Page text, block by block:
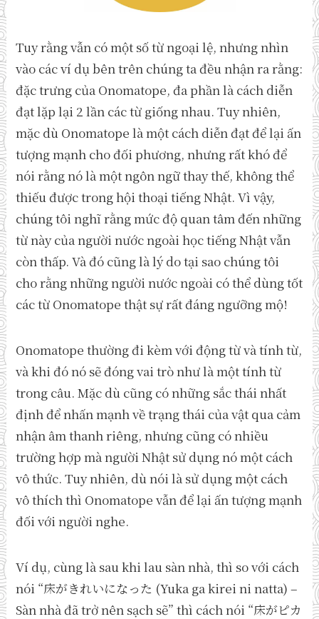
Tuy rằng vẫn có một số từ ngoại lệ, nhưng nhìn
vào các ví dụ bên trên chúng ta đều nhận ra rằng:
đặc trưng của Onomatope, đa phần là cách diễn
đạt lặp lại 2 lần các từ giống nhau. Tuy nhiên,
mặc dù Onomatope là một cách diễn đạt để lại ấn
tượng mạnh cho đối phương, nhưng rất khó để
nói rằng nó là một ngôn ngữ thay thế, không thể
thiếu được trong hội thoại tiếng Nhật. Vì vậy,
chúng tôi nghĩ rằng mức độ quan tâm đến những
từ này của người nước ngoài học tiếng Nhật vẫn
còn thấp. Và đó cũng là lý do tại sao chúng tôi
cho rằng những người nước ngoài có thể dùng tốt
các từ Onomatope thật sự rất đáng ngưỡng mộ!
Onomatope thường đi kèm với động từ và tính từ,
và khi đó nó sẽ đóng vai trò như là một tính từ
trong câu. Mặc dù cũng có những sắc thái nhất
định để nhấn mạnh về trạng thái của vật qua cảm
nhận âm thanh riêng, nhưng cũng có nhiều
trường hợp mà người Nhật sử dụng nó một cách
vô thức. Tuy nhiên, dù nói là sử dụng một cách
vô thích thì Onomatope vẫn để lại ấn tượng mạnh
đối với người nghe.
Ví dụ, cùng là sau khi lau sàn nhà, thì so với cách
nói “床がきれいになった (Yuka ga kirei ni natta) –
Sàn nhà đã trở nên sạch sẽ” thì cách nói “床がピカ